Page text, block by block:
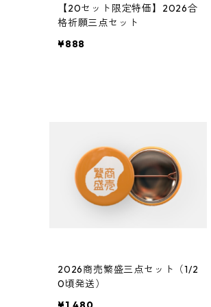
【20セット限定特価】2026合
格祈願三点セット
¥888
2026商売繁盛三点セット（1/2
0頃発送）